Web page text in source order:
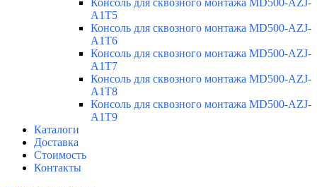
Консоль для сквозного монтажа MD500-AZJ-
A1T5
Консоль для сквозного монтажа MD500-AZJ-
A1T6
Консоль для сквозного монтажа MD500-AZJ-
A1T7
Консоль для сквозного монтажа MD500-AZJ-
A1T8
Консоль для сквозного монтажа MD500-AZJ-
A1T9
Каталоги
Доставка
Стоимость
Контакты